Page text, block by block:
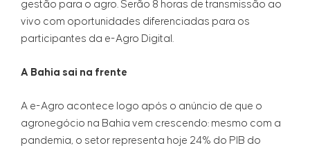
gestão para o agro. Serão 8 horas de transmissão ao
vivo com oportunidades diferenciadas para os
participantes da e-Agro Digital.
A Bahia sai na frente
A e-Agro acontece logo após o anúncio de que o
agronegócio na Bahia vem crescendo: mesmo com a
pandemia, o setor representa hoje 24% do PIB do